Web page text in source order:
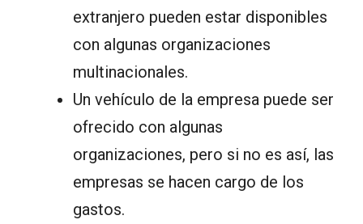
extranjero pueden estar disponibles
con algunas organizaciones
multinacionales.
Un vehículo de la empresa puede ser
ofrecido con algunas
organizaciones, pero si no es así, las
empresas se hacen cargo de los
gastos.